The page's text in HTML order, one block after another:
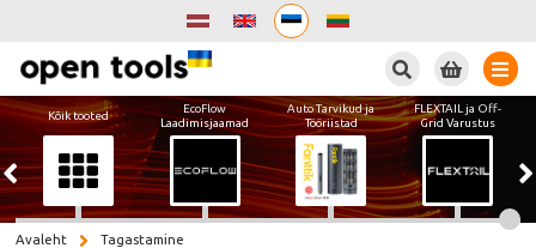
Kõik tooted
EcoFlow
Laadimisjaamad
Auto Tarvikud ja
Tööriistad
FLEXTAIL ja Off-
Grid Varustus
Avaleht Tagastamine